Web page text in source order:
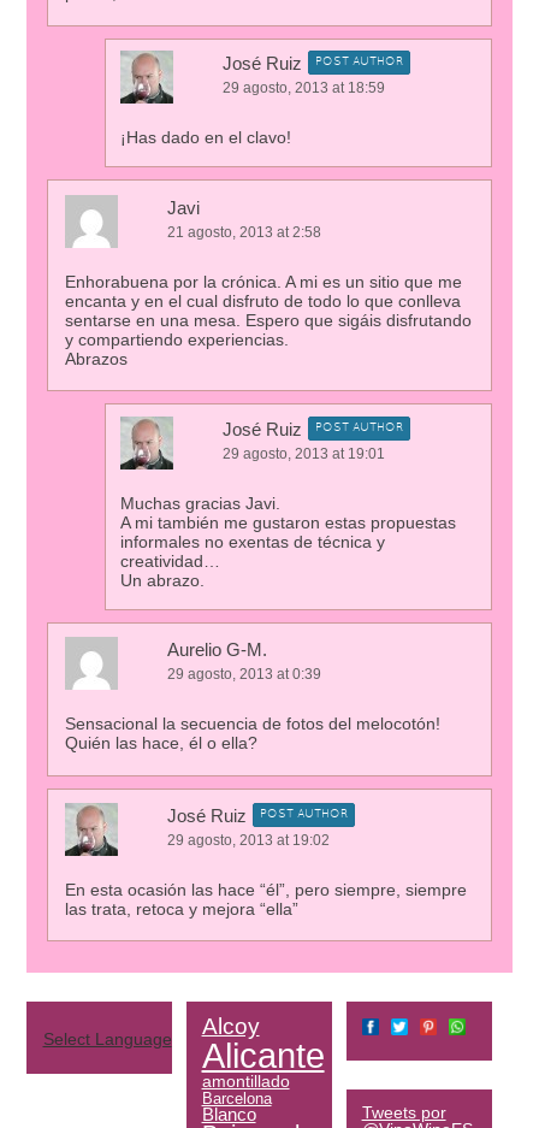
José Ruiz POST AUTHOR
29 agosto, 2013 at 18:59
¡Has dado en el clavo!
Javi
21 agosto, 2013 at 2:58
Enhorabuena por la crónica. A mi es un sitio que me
encanta y en el cual disfruto de todo lo que conlleva
sentarse en una mesa. Espero que sigáis disfrutando
y compartiendo experiencias.
Abrazos
José Ruiz POST AUTHOR
29 agosto, 2013 at 19:01
Muchas gracias Javi.
A mi también me gustaron estas propuestas
informales no exentas de técnica y
creatividad…
Un abrazo.
Aurelio G-M.
29 agosto, 2013 at 0:39
Sensacional la secuencia de fotos del melocotón!
Quién las hace, él o ella?
José Ruiz POST AUTHOR
29 agosto, 2013 at 19:02
En esta ocasión las hace “él”, pero siempre, siempre
las trata, retoca y mejora “ella”
Select Language Alcoy
Alicante
amontillado
Barcelona
Blanco
Tweets por